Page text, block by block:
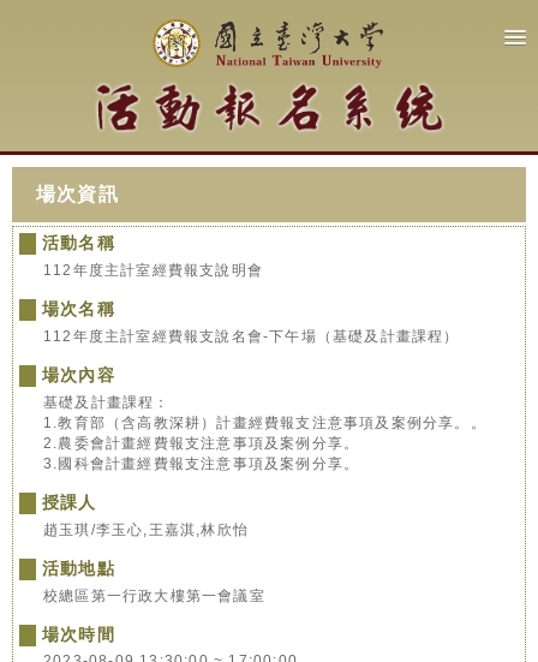
場次資訊
活動名稱
112年度主計室經費報支說明會
場次名稱
112年度主計室經費報支說名會-下午場（基礎及計畫課程）
場次內容
基礎及計畫課程：
1.教育部（含高教深耕）計畫經費報支注意事項及案例分享。。
2.農委會計畫經費報支注意事項及案例分享。
3.國科會計畫經費報支注意事項及案例分享。
授課人
趙玉琪/李玉心,王嘉淇,林欣怡
活動地點
校總區第一行政大樓第一會議室
場次時間